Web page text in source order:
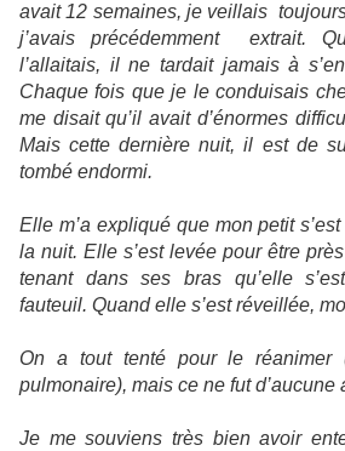
avait 12 semaines, je veillais
j’avais précédemment extrait.
l’allaitais, il ne tardait jamais à
Chaque fois que je le conduisais
me disait qu’il avait d’énormes
Mais cette dernière nuit, il est de
tombé endormi.
Elle m’a expliqué que mon petit
la nuit. Elle s’est levée pour être
tenant dans ses bras qu’elle
fauteuil. Quand elle s’est réveillée,
On a tout tenté pour le réanimer
pulmonaire), mais ce ne fut d’aucune
Je me souviens très bien avoir